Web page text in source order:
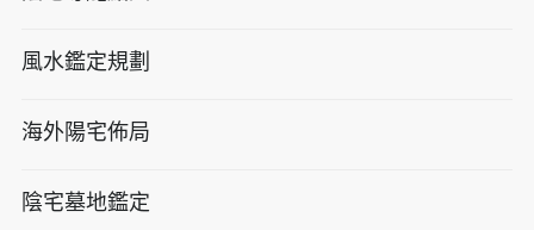
風水鑑定規劃
海外陽宅佈局
陰宅墓地鑑定